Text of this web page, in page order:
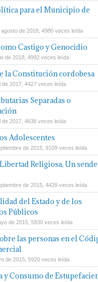
para el Municipio de
de 2018, 4980 veces leída
Castigo y Genocidio
de 2018, 4992 veces leída
la Constitución cordobesa
de 2017, 4427 veces leída
Separadas o
de 2017, 4638 veces leída
Adolescentes
de 2015, 9109 veces leída
Religiosa, Un
de 2015, 4428 veces leída
del Estado y de los
Públicos
de 2015, 5830 veces leída
las personas en el
de 2015, 5920 veces leída
y Consumo de